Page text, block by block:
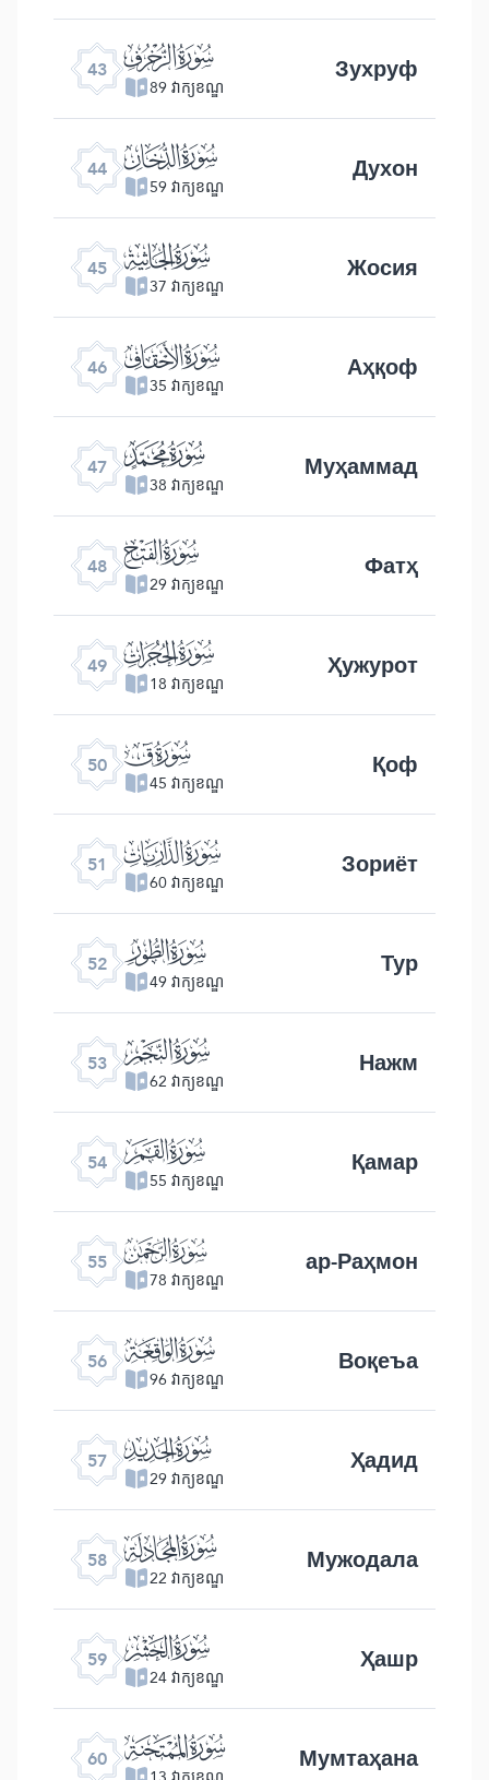
43 ﯘ
89 វាក្យខណ្ឌ Зухруф
44 ﯙ
59 វាក្យខណ្ឌ Духон
45 ﯚ
37 វាក្យខណ្ឌ Жосия
46 ﯛ
35 វាក្យខណ្ឌ Аҳқоф
47 ﯜ
38 វាក្យខណ្ឌ Муҳаммад
48 ﯝ
29 វាក្យខណ្ឌ Фатҳ
49 ﯞ
18 វាក្យខណ្ឌ Ҳужурот
50 ﯟ
45 វាក្យខណ្ឌ Қоф
51 ﯠ
60 វាក្យខណ្ឌ Зориёт
52 ﯡ
49 វាក្យខណ្ឌ Тур
53 ﯢ
62 វាក្យខណ្ឌ Нажм
54 ﯣ
55 វាក្យខណ្ឌ Қамар
55 ﯤ
78 វាក្យខណ្ឌ ар-Раҳмон
56 ﯥ
96 វាក្យខណ្ឌ Воқеъа
57 ﯦ
29 វាក្យខណ្ឌ Ҳадид
58 ﯧ
22 វាក្យខណ្ឌ Мужодала
59 ﯨ
24 វាក្យខណ្ឌ Ҳашр
60 ﯩ Мумтаҳана